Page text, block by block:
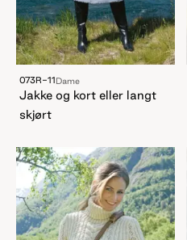
073R-11 Dame
Jakke og kort eller langt
skjørt